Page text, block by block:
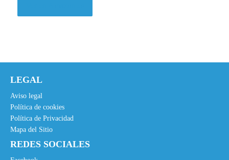
LEGAL
Aviso legal
Política de cookies
Política de Privacidad
Mapa del Sitio
REDES SOCIALES